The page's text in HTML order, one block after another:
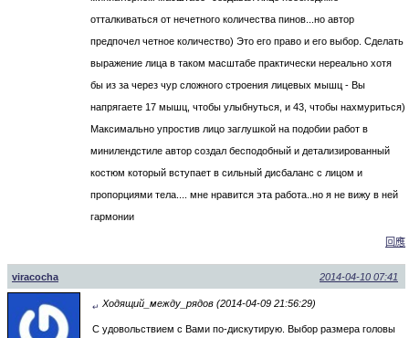
отталкиваться от нечетного количества пинов...но автор
предпочел четное количество) Это его право и его выбор. Сделать
выражение лица в таком масштабе практически нереально хотя
бы из за через чур сложного строения лицевых мышц - Вы
напрягаете 17 мышц, чтобы улыбнуться, и 43, чтобы нахмуриться)
Максимально упростив лицо заглушкой на подобии работ в
минилендстиле автор создал бесподобный и детализированный
костюм который вступает в сильный дисбаланс c лицом и
пропорциями тела.... мне нравится эта работа..но я не вижу в ней
гармонии
回應
viracocha 2014-04-10 07:41
↵ Ходящий_между_рядов (2014-04-09 21:56:29)
С удовольствием с Вами по-дискутирую. Выбор размера головы